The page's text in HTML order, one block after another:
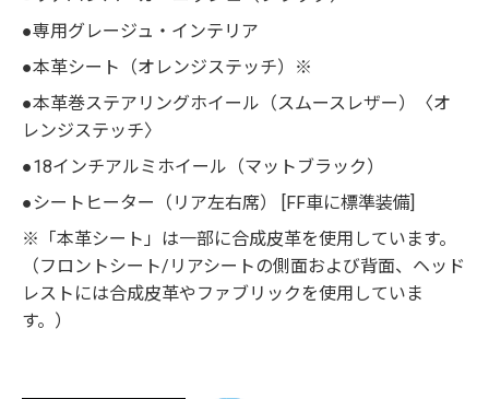
●専用グレージュ・インテリア
●本革シート（オレンジステッチ）※
●本革巻ステアリングホイール（スムースレザー）〈オ
レンジステッチ〉
●18インチアルミホイール（マットブラック）
●シートヒーター（リア左右席） [FF車に標準装備]
※「本革シート」は一部に合成皮革を使用しています。
（フロントシート/リアシートの側面および背面、ヘッド
レストには合成皮革やファブリックを使用していま
す。）